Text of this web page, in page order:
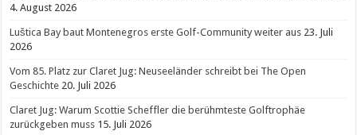
4. August 2026
Luštica Bay baut Montenegros erste Golf-Community weiter aus 23. Juli
2026
Vom 85. Platz zur Claret Jug: Neuseeländer schreibt bei The Open
Geschichte 20. Juli 2026
Claret Jug: Warum Scottie Scheffler die berühmteste Golftrophäe
zurückgeben muss 15. Juli 2026